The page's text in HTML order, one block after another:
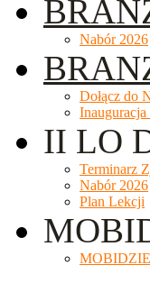
Nabór 2026
Dołącz do
II LO
Terminarz
Nabór 2026
Plan Lekcji